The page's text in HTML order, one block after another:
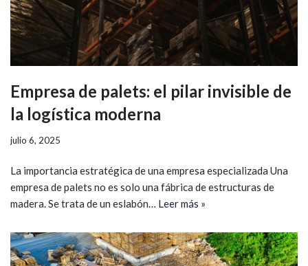
Empresa de palets: el pilar invisible de
la logística moderna
julio 6, 2025
La importancia estratégica de una empresa especializada Una
empresa de palets no es solo una fábrica de estructuras de
madera. Se trata de un eslabón… Leer más »